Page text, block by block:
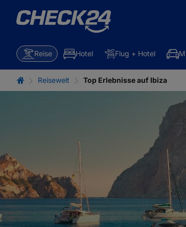
Reise Hotel Flug + Hotel
Reisewelt Top Erlebnisse auf Ibiza